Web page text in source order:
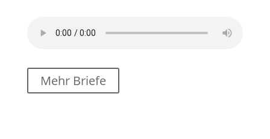
Mehr Briefe